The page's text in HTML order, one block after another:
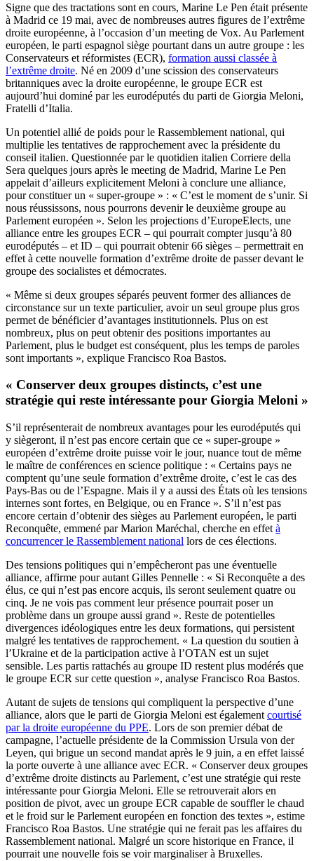
Signe que des tractations sont en cours, Marine Le Pen était présente
à Madrid ce 19 mai, avec de nombreuses autres figures de l’extrême
droite européenne, à l’occasion d’un meeting de Vox. Au Parlement
européen, le parti espagnol siège pourtant dans un autre groupe : les
Conservateurs et réformistes (ECR), formation aussi classée à
l’extrême droite. Né en 2009 d’une scission des conservateurs
britanniques avec la droite européenne, le groupe ECR est
aujourd’hui dominé par les eurodéputés du parti de Giorgia Meloni,
Fratelli d’Italia.
Un potentiel allié de poids pour le Rassemblement national, qui
multiplie les tentatives de rapprochement avec la présidente du
conseil italien. Questionnée par le quotidien italien Corriere della
Sera quelques jours après le meeting de Madrid, Marine Le Pen
appelait d’ailleurs explicitement Meloni à conclure une alliance,
pour constituer un « super-groupe » : « C’est le moment de s’unir. Si
nous réussissons, nous pourrons devenir le deuxième groupe au
Parlement européen ». Selon les projections d’EuropeElects, une
alliance entre les groupes ECR – qui pourrait compter jusqu’à 80
eurodéputés – et ID – qui pourrait obtenir 66 sièges – permettrait en
effet à cette nouvelle formation d’extrême droite de passer devant le
groupe des socialistes et démocrates.
« Même si deux groupes séparés peuvent former des alliances de
circonstance sur un texte particulier, avoir un seul groupe plus gros
permet de bénéficier d’avantages institutionnels. Plus on est
nombreux, plus on peut obtenir des positions importantes au
Parlement, plus le budget est conséquent, plus les temps de paroles
sont importants », explique Francisco Roa Bastos.
« Conserver deux groupes distincts, c’est une
stratégie qui reste intéressante pour Giorgia Meloni »
S’il représenterait de nombreux avantages pour les eurodéputés qui
y siègeront, il n’est pas encore certain que ce « super-groupe »
européen d’extrême droite puisse voir le jour, nuance tout de même
le maître de conférences en science politique : « Certains pays ne
comptent qu’une seule formation d’extrême droite, c’est le cas des
Pays-Bas ou de l’Espagne. Mais il y a aussi des États où les tensions
internes sont fortes, en Belgique, ou en France ». S’il n’est pas
encore certain d’obtenir des sièges au Parlement européen, le parti
Reconquête, emmené par Marion Maréchal, cherche en effet à
concurrencer le Rassemblement national lors de ces élections.
Des tensions politiques qui n’empêcheront pas une éventuelle
alliance, affirme pour autant Gilles Pennelle : « Si Reconquête a des
élus, ce qui n’est pas encore acquis, ils seront seulement quatre ou
cinq. Je ne vois pas comment leur présence pourrait poser un
problème dans un groupe aussi grand ». Reste de potentielles
divergences idéologiques entre les deux formations, qui persistent
malgré les tentatives de rapprochement. « La question du soutien à
l’Ukraine et de la participation active à l’OTAN est un sujet
sensible. Les partis rattachés au groupe ID restent plus modérés que
le groupe ECR sur cette question », analyse Francisco Roa Bastos.
Autant de sujets de tensions qui compliquent la perspective d’une
alliance, alors que le parti de Giorgia Meloni est également courtisé
par la droite européenne du PPE. Lors de son premier débat de
campagne, l’actuelle présidente de la Commission Ursula von der
Leyen, qui brigue un second mandat après le 9 juin, a en effet laissé
la porte ouverte à une alliance avec ECR. « Conserver deux groupes
d’extrême droite distincts au Parlement, c’est une stratégie qui reste
intéressante pour Giorgia Meloni. Elle se retrouverait alors en
position de pivot, avec un groupe ECR capable de souffler le chaud
et le froid sur le Parlement européen en fonction des textes », estime
Francisco Roa Bastos. Une stratégie qui ne ferait pas les affaires du
Rassemblement national. Malgré un score historique en France, il
pourrait une nouvelle fois se voir marginaliser à Bruxelles.